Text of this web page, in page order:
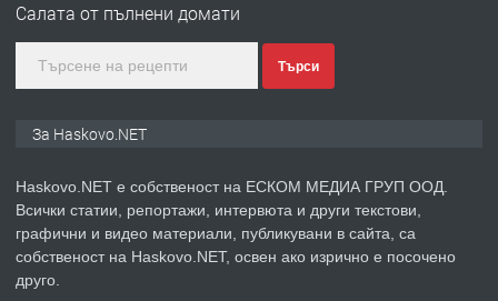
градската градина!
преди 4 дни
ПРЕДЛАГА
Продавам парцел в гр. Хасково кв.
Салата от пълнени домати
Търси
За Haskovo.NET
Haskovo.NET е собственост на ЕСКОМ МЕДИА ГРУП ООД.
Всички статии, репортажи, интервюта и други текстови,
графични и видео материали, публикувани в сайта, са
собственост на Haskovo.NET, освен ако изрично е посочено
друго.